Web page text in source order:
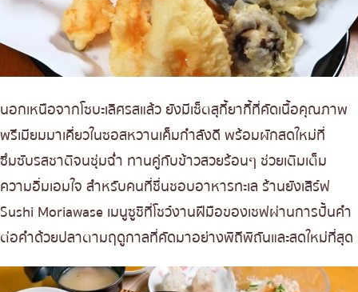
นอกเหนือจากโซบะเลิศรสแล้ว ยังมีเซ็ตสุกี้ยากี้ที่คัดเนื้อคุณภาพ
พรีเมียมมาเคี่ยวในซอสหวานเค็มกำลังดี พร้อมผักสดใหม่ที่
ซึมซับรสชาติจนชุ่มฉ่ำ ทานคู่กับข้าวสวยร้อนๆ ช่วยเติมเต็ม
ความอิ่มเอมใจ สำหรับคนที่ชื่นชอบอาหารทะเล ร้านยังเสิร์ฟ
Sushi Moriawase เมนูซูชิที่โชว์งานฝีมือของเชฟผ่านการปั้นคำ
ต่อคำด้วยปลาตามฤดูกาลที่คัดมาอย่างพิถีพิถันและสดใหม่ที่สุด